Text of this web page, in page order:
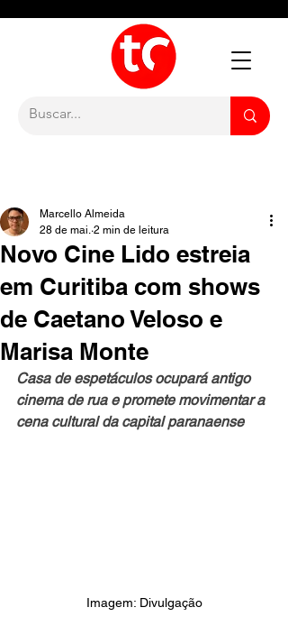
Novo Cine Lido estreia
em Curitiba com shows
de Caetano Veloso e
Marisa Monte
Marcello Almeida
28 de mai. 2 min de leitura
Casa de espetáculos ocupará antigo
cinema de rua e promete movimentar a
cena cultural da capital paranaense
Imagem: Divulgação